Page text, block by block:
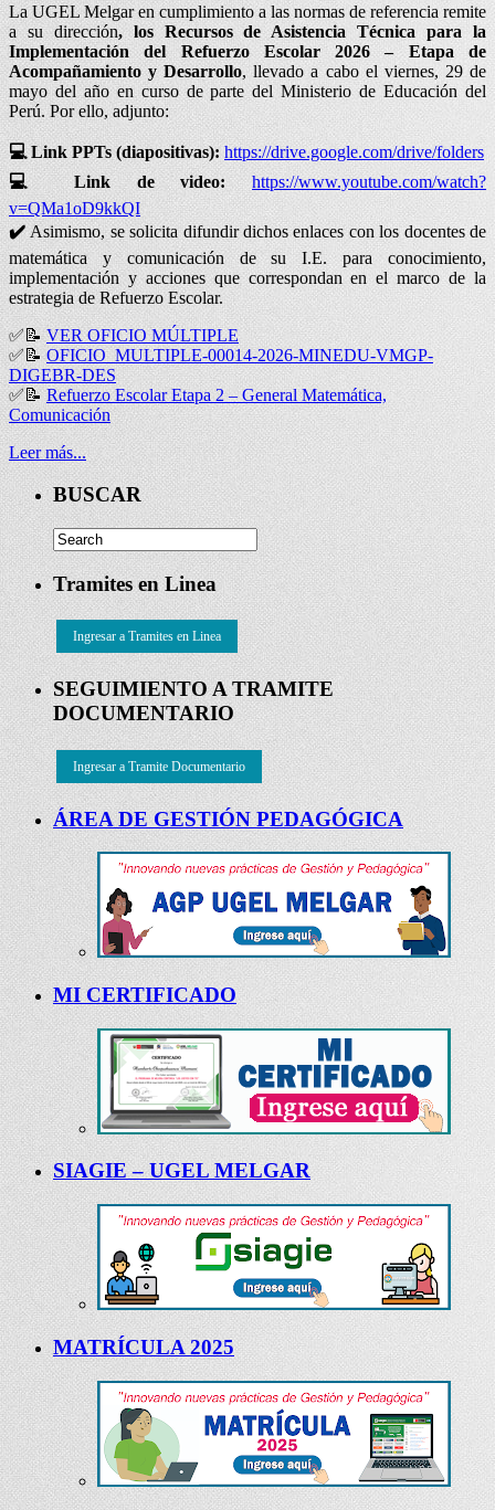
La UGEL Melgar en cumplimiento a las normas de referencia remite
a su dirección, los Recursos de Asistencia Técnica para la
Implementación del Refuerzo Escolar 2026 – Etapa de
Acompañamiento y Desarrollo, llevado a cabo el viernes, 29 de
mayo del año en curso de parte del Ministerio de Educación del
Perú. Por ello, adjunto:
💻Link PPTs (diapositivas): https://drive.google.com/drive/folders
💻Link de video:
https://www.youtube.com/watch?
v=QMa1oD9kkQI
✔️Asimismo, se solicita difundir dichos enlaces con los docentes de
matemática y comunicación de su I.E. para conocimiento,
implementación y acciones que correspondan en el marco de la
estrategia de Refuerzo Escolar.
✅ 📝VER OFICIO MÚLTIPLE
✅ 📝OFICIO_MULTIPLE-00014-2026-MINEDU-VMGP-
DIGEBR-DES
✅📝Refuerzo Escolar Etapa 2 – General Matemática,
Comunicación
Leer más...
BUSCAR
Tramites en Linea
Ingresar a Tramites en Linea
SEGUIMIENTO A TRAMITE
DOCUMENTARIO
Ingresar a Tramite Documentario
ÁREA DE GESTIÓN PEDAGÓGICA
MI CERTIFICADO
SIAGIE – UGEL MELGAR
MATRÍCULA 2025